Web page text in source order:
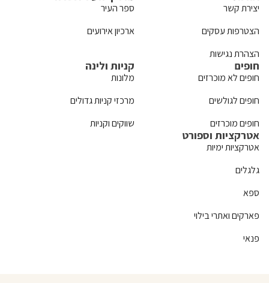
יצירת קשר
הצטרפות עסקים
הצהרת נגישות
ספר העיר
ארכיון אירועים
חופים
חופים לא מוכרזים
חופים לגולשים
חופים מוכרזים
קניות ולינה
מלונות
מרכזי קניות גדולים
שווקים וקניות
אטרקציות וספורט
אטרקציות ימיות
גלגלים
ספא
פארקים ואתרי בילוי
פנאי